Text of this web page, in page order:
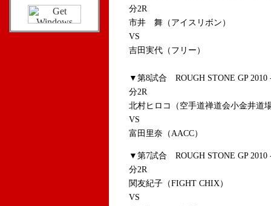
分2R
市井 舞（アイスリボン）
VS
吉田実代（フリー）
▼第8試合 ROUGH STONE GP
分2R
北村ヒロコ（空手道禅道会小金井道
VS
富田里奈（AACC）
▼第7試合 ROUGH STONE GP
分2R
関友紀子（FIGHT CHIX）
VS